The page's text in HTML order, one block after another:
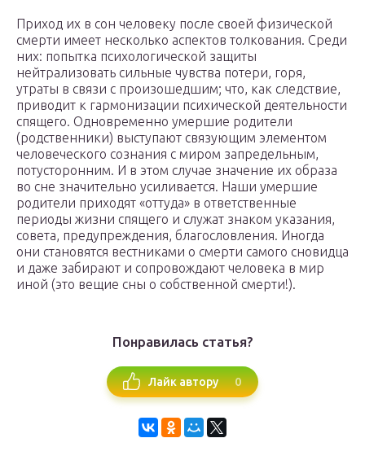
Приход их в сон человеку после своей физической
смерти имеет несколько аспектов толкования. Среди
них: попытка психологической защиты
нейтрализовать сильные чувства потери, горя,
утраты в связи с произошедшим; что, как следствие,
приводит к гармонизации психической деятельности
спящего. Одновременно умершие родители
(родственники) выступают связующим элементом
человеческого сознания с миром запредельным,
потусторонним. И в этом случае значение их образа
во сне значительно усиливается. Наши умершие
родители приходят «оттуда» в ответственные
периоды жизни спящего и служат знаком указания,
совета, предупреждения, благословления. Иногда
они становятся вестниками о смерти самого сновидца
и даже забирают и сопровождают человека в мир
иной (это вещие сны о собственной смерти!).
Понравилась статья?
Лайк автору 0